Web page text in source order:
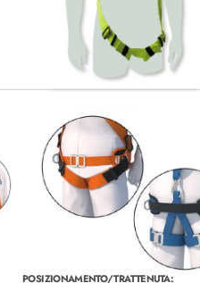
POSIZIONAMENTO/TRATTENUTA: